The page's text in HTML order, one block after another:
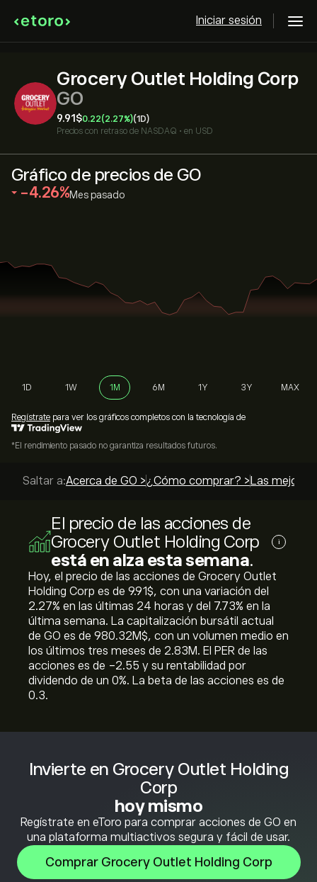
Iniciar sesión
Grocery Outlet Holding Corp
GO
9.91‎$‎0.22(2.27%)(1D)
Precios con retraso de NASDAQ • en USD
Invierte en Grocery Outlet Holding
Corp
hoy mismo
Regístrate en eToro para comprar acciones de GO en
una plataforma multiactivos segura y fácil de usar.
Comprar Grocery Outlet Holding Corp
Gráfico de precios de GO
‎-4.26‎ Mes pasado
1D 1W 1M 6M 1Y 3Y MAX
Regístrate para ver los gráficos completos con la tecnología de
*El rendimiento pasado no garantiza resultados futuros.
Saltar a:Acerca de GO >¿Cómo comprar? > Las mejores
El precio de las acciones de
Grocery Outlet Holding Corp
está en alza esta semana.
i
Hoy, el precio de las acciones de Grocery Outlet
Holding Corp es de 9.91‎$‎, con una variación del
‎2.27‎% en las últimas 24 horas y del ‎7.73‎% en la
última semana. La capitalización bursátil actual
de GO es de 980.32M‎$‎, con un volumen medio en
los últimos tres meses de 2.83M. El PER de las
acciones es de -2.55 y su rentabilidad por
dividendo de un 0%. La beta de las acciones es de
0.3.